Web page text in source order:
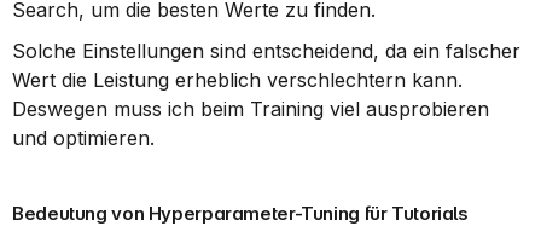
Search, um die besten Werte zu finden.
Solche Einstellungen sind entscheidend, da ein falscher
Wert die Leistung erheblich verschlechtern kann.
Deswegen muss ich beim Training viel ausprobieren
und optimieren.
Bedeutung von Hyperparameter-Tuning für Tutorials